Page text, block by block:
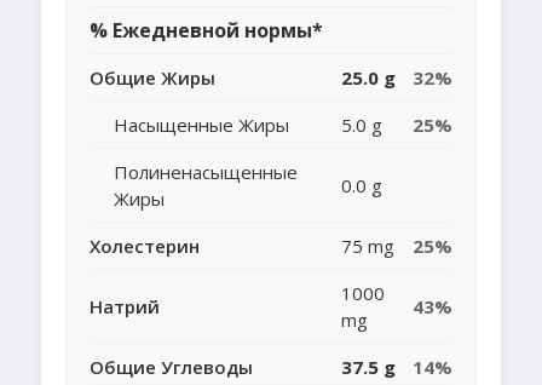
% Ежедневной нормы*
Общие Жиры 25.0 g
32%
Насыщенные Жиры
5.0 g
25%
Полиненасыщенные
Жиры
0.0 g
Холестерин 75 mg 25%
Натрий
1000
mg
43%
Общие Углеводы 37.5 g
14%